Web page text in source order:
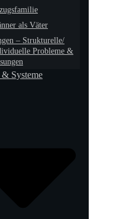
als Väter
– Strukturelle/
Probleme &
Systeme